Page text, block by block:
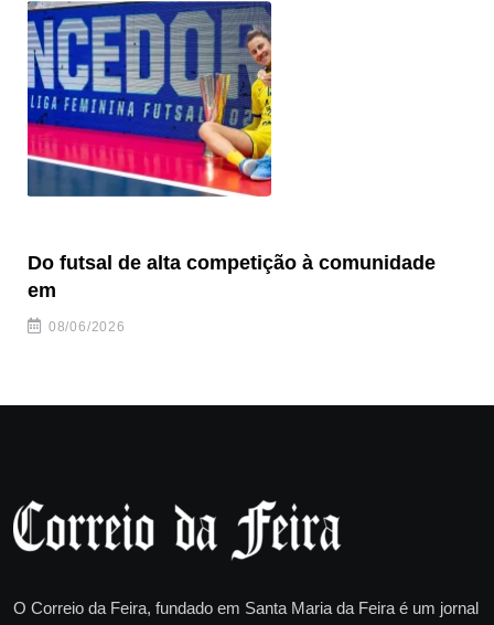
Do futsal de alta competição à comunidade
em
08/06/2026
O Correio da Feira, fundado em Santa Maria da Feira é um jornal